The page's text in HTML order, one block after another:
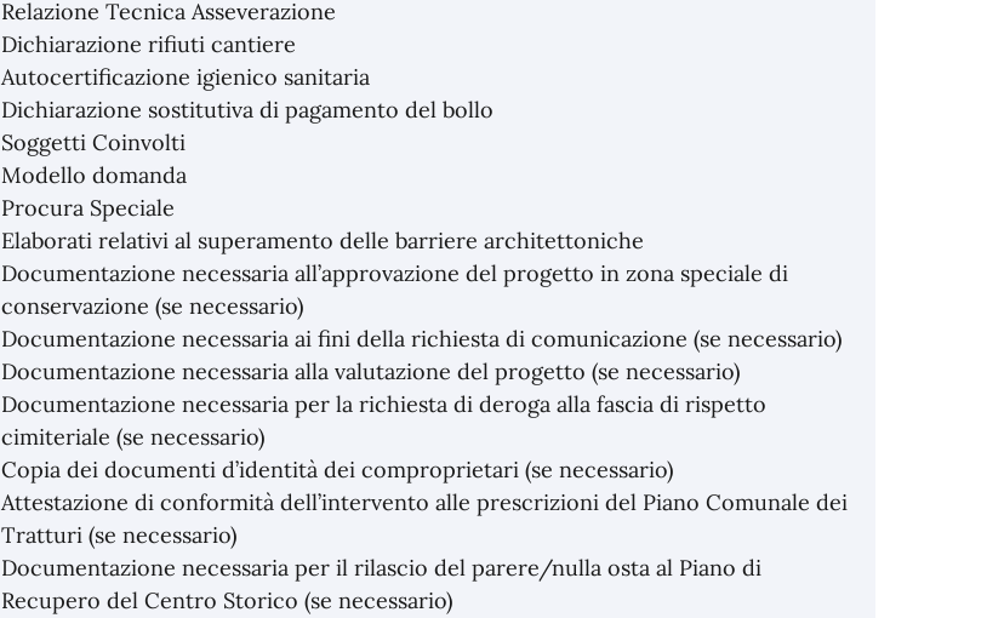
Relazione Tecnica Asseverazione
Dichiarazione rifiuti cantiere
Autocertificazione igienico sanitaria
Dichiarazione sostitutiva di pagamento del bollo
Soggetti Coinvolti
Modello domanda
Procura Speciale
Elaborati relativi al superamento delle barriere architettoniche
Documentazione necessaria all’approvazione del progetto in zona speciale di
conservazione (se necessario)
Documentazione necessaria ai fini della richiesta di comunicazione (se necessario)
Documentazione necessaria alla valutazione del progetto (se necessario)
Documentazione necessaria per la richiesta di deroga alla fascia di rispetto
cimiteriale (se necessario)
Copia dei documenti d’identità dei comproprietari (se necessario)
Attestazione di conformità dell’intervento alle prescrizioni del Piano Comunale dei
Tratturi (se necessario)
Documentazione necessaria per il rilascio del parere/nulla osta al Piano di
Recupero del Centro Storico (se necessario)